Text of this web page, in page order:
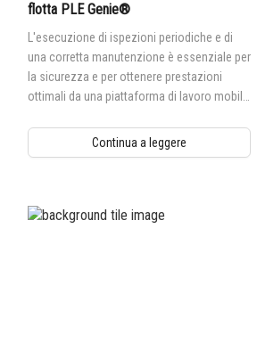
flotta PLE Genie®
L'esecuzione di ispezioni periodiche e di
una corretta manutenzione è essenziale per
la sicurezza e per ottenere prestazioni
ottimali da una piattaforma di lavoro mobile
Continua a leggere